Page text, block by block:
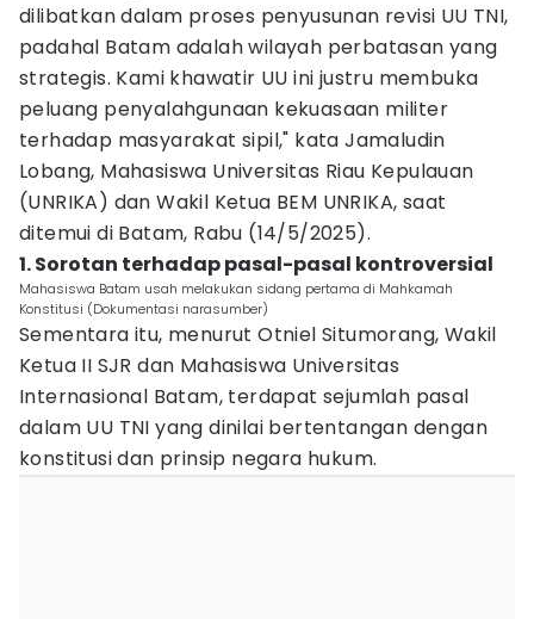
dilibatkan dalam proses penyusunan revisi UU TNI,
padahal Batam adalah wilayah perbatasan yang
strategis. Kami khawatir UU ini justru membuka
peluang penyalahgunaan kekuasaan militer
terhadap masyarakat sipil," kata Jamaludin
Lobang, Mahasiswa Universitas Riau Kepulauan
(UNRIKA) dan Wakil Ketua BEM UNRIKA, saat
ditemui di Batam, Rabu (14/5/2025).
1. Sorotan terhadap pasal-pasal kontroversial
Mahasiswa Batam usah melakukan sidang pertama di Mahkamah
Konstitusi (Dokumentasi narasumber)
Sementara itu, menurut Otniel Situmorang, Wakil
Ketua II SJR dan Mahasiswa Universitas
Internasional Batam, terdapat sejumlah pasal
dalam UU TNI yang dinilai bertentangan dengan
konstitusi dan prinsip negara hukum.